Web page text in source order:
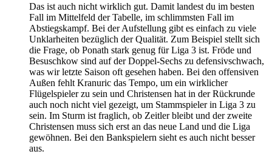
Das ist auch nicht wirklich gut. Damit landest du im besten
Fall im Mittelfeld der Tabelle, im schlimmsten Fall im
Abstiegskampf. Bei der Aufstellung gibt es einfach zu viele
Unklarheiten bezüglich der Qualität. Zum Beispiel stellt sich
die Frage, ob Ponath stark genug für Liga 3 ist. Fröde und
Besuschkow sind auf der Doppel-Sechs zu defensivschwach,
was wir letzte Saison oft gesehen haben. Bei den offensiven
Außen fehlt Kranuric das Tempo, um ein wirklicher
Flügelspieler zu sein und Christensen hat in der Rückrunde
auch noch nicht viel gezeigt, um Stammspieler in Liga 3 zu
sein. Im Sturm ist fraglich, ob Zeitler bleibt und der zweite
Christensen muss sich erst an das neue Land und die Liga
gewöhnen. Bei den Bankspielern sieht es auch nicht besser
aus.